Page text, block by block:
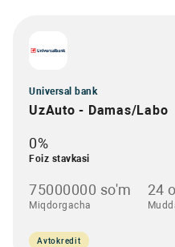
Universal bank
UzAuto - Damas/Labo
0%
Foiz stavkasi
75000000 so'm
Miqdorgacha
24
Avtokredit